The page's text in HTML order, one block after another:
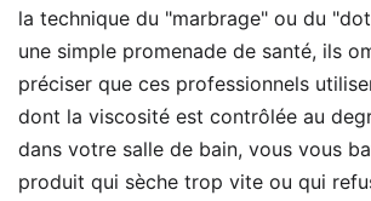
la technique du "marbrage" ou du
une simple promenade de santé, ils
préciser que ces professionnels
dont la viscosité est contrôlée au
dans votre salle de bain, vous vous
produit qui sèche trop vite ou qui